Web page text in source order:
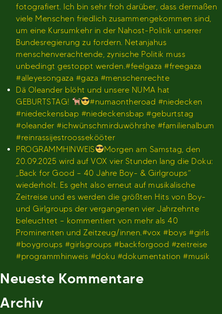
fotografiert. Ich bin sehr froh darüber, dass dermaßen
viele Menschen friedlich zusammengekommen sind,
um eine Kursumkehr in der Nahost-Politik unserer
Bundesregierung zu fordern. Netanjahus
menschenverachtende, zynische Politik muss
unbedingt gestoppt werden.#feelgaza #freegaza
#alleyesongaza #gaza #menschenrechte
Dä Oleander blöht und unsere NUMA hat
GEBURTSTAG!
#numaontheroad #niedecken
#niedeckensbap #niedeckensbap #geburtstag
#oleander #ichwünschmirduwöhrshe #familienalbum
#reinrassijestroossekööter
PROGRAMMHINWEIS
Morgen am Samstag, den
20.09.2025 wird auf VOX vier Stunden lang die Doku:
„Back for Good – 40 Jahre Boy- & Girlgroups“
wiederholt. Es geht also erneut auf musikalische
Zeitreise und es werden die größten Hits von Boy-
und Girlgroups der vergangenen vier Jahrzehnte
beleuchtet – kommentiert von mehr als 40
Prominenten und Zeitzeug/innen.#vox #boys #girls
#boygroups #girlsgroups #backforgood #zeitreise
#programmhinweis #doku #dokumentation #musik
Neueste Kommentare
Archiv